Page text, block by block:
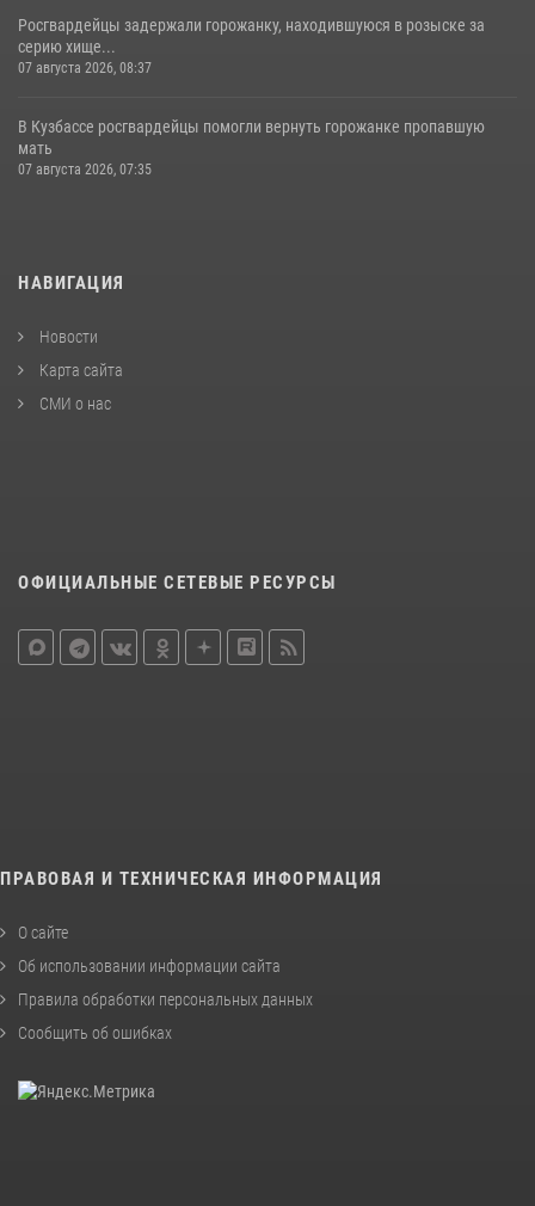
Росгвардейцы задержали горожанку, находившуюся в розыске за
серию хище...
07 августа 2026, 08:37
В Кузбассе росгвардейцы помогли вернуть горожанке пропавшую
мать
07 августа 2026, 07:35
НАВИГАЦИЯ
Новости
Карта сайта
СМИ о нас
ОФИЦИАЛЬНЫЕ СЕТЕВЫЕ РЕСУРСЫ
ПРАВОВАЯ И ТЕХНИЧЕСКАЯ ИНФОРМАЦИЯ
О сайте
Об использовании информации сайта
Правила обработки персональных данных
Сообщить об ошибках